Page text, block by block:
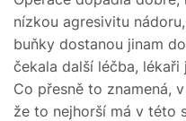
nízkou agresivitu
buňky dostanou jinam
čekala další léčba,
Co přesně to znamená,
že to nejhorší má v této